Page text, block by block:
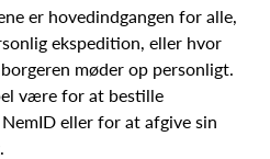
er hovedindgangen for alle,
ekspedition, eller hvor
møder op personligt.
være for at bestille
eller for at afgive sin